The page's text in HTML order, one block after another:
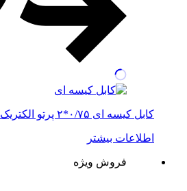
کابل کیسه ای ۰/۷۵*۲ پرتو الکتریک
اطلاعات بیشتر
فروش ویژه